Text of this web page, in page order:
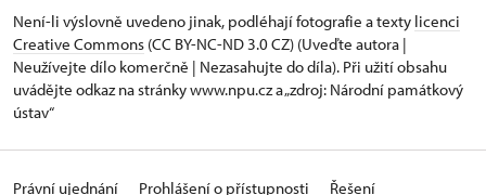
Není-li výslovně uvedeno jinak, podléhají fotografie a texty licenci
Creative Commons (CC BY-NC-ND 3.0 CZ) (Uveďte autora |
Neužívejte dílo komerčně | Nezasahujte do díla). Při užití obsahu
uvádějte odkaz na stránky www.npu.cz a „zdroj: Národní památkový
ústav“
Právní ujednání Prohlášení o přístupnosti Řešení